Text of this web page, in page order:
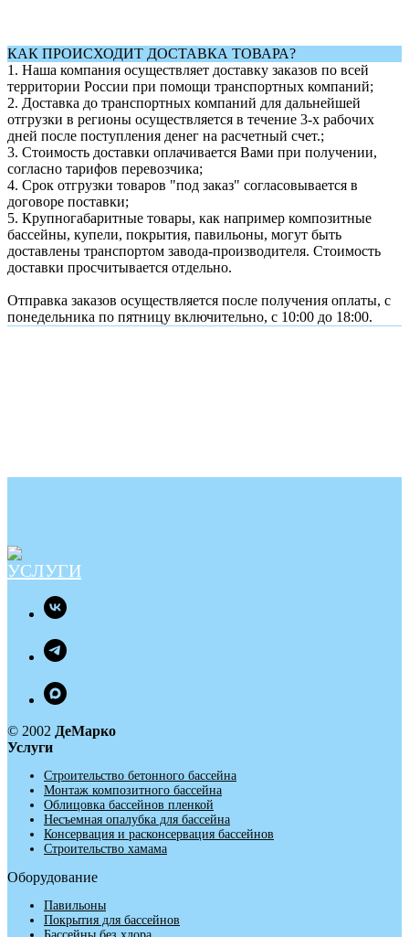
КАК ПРОИСХОДИТ ДОСТАВКА ТОВАРА?
1. Наша компания осуществляет доставку заказов по всей
территории России при помощи транспортных компаний;
2. Доставка до транспортных компаний для дальнейшей
отгрузки в регионы осуществляется в течение 3-х рабочих
дней после поступления денег на расчетный счет.;
3. Стоимость доставки оплачивается Вами при получении,
согласно тарифов перевозчика;
4. Срок отгрузки товаров "под заказ" согласовывается в
договоре поставки;
5. Крупногабаритные товары, как например композитные
бассейны, купели, покрытия, павильоны, могут быть
доставлены транспортом завода-производителя. Стоимость
доставки просчитывается отдельно.
Отправка заказов осуществляется после получения оплаты, с
понедельника по пятницу включительно, с 10:00 до 18:00.
© 2002 ДеМарко
Услуги
Строительство бетонного бассейна
Монтаж композитного бассейна
Облицовка бассейнов пленкой
Несъемная опалубка для бассейна
Консервация и расконсервация бассейнов
Строительство хамама
Оборудование
Павильоны
Покрытия для бассейнов